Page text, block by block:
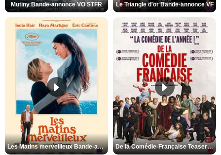
Mutiny Bande-annonce VO STFR Le Triangle d'or Bande-annonce VF
Les Matins merveilleux Bande-annonce VF De la Comédie-Française Teaser VF